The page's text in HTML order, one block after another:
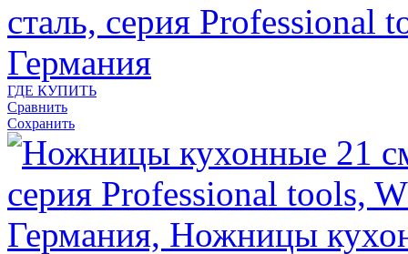
сталь, серия Professional
Германия
ГДЕ КУПИТЬ
Сравнить
Сохранить